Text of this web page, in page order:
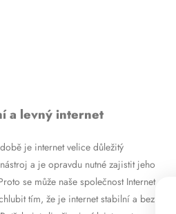
a levný internet
je internet velice důležitý
a je opravdu nutné zajistit jeho
se může naše společnost Internet
tím, že je internet stabilní a bez